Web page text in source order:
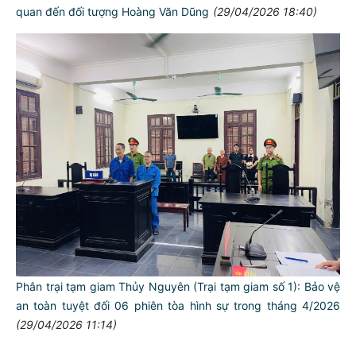
quan đến đối tượng Hoàng Văn Dũng (29/04/2026 18:40)
Phân trại tạm giam Thủy Nguyên (Trại tạm giam số 1): Bảo vệ
an toàn tuyệt đối 06 phiên tòa hình sự trong tháng 4/2026
(29/04/2026 11:14)